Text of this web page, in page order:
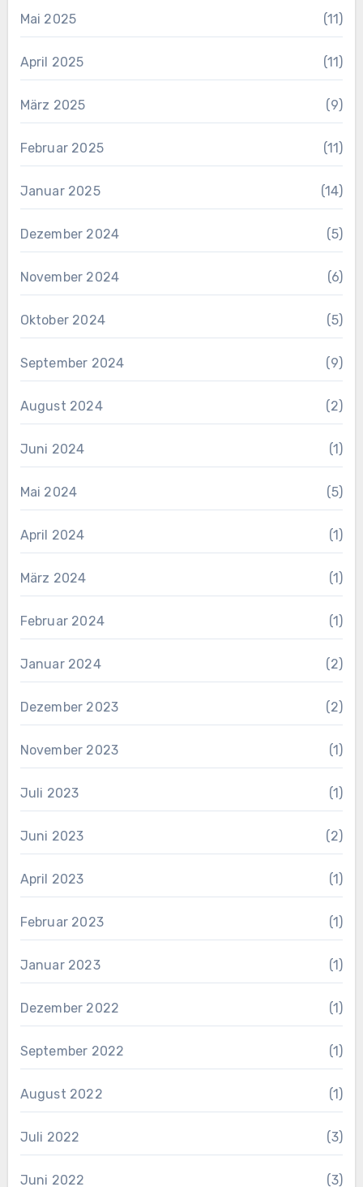
Mai 2025 (11)
April 2025 (11)
März 2025 (9)
Februar 2025 (11)
Januar 2025 (14)
Dezember 2024 (5)
November 2024 (6)
Oktober 2024 (5)
September 2024 (9)
August 2024 (2)
Juni 2024 (1)
Mai 2024 (5)
April 2024 (1)
März 2024 (1)
Februar 2024 (1)
Januar 2024 (2)
Dezember 2023 (2)
November 2023 (1)
Juli 2023 (1)
Juni 2023 (2)
April 2023 (1)
Februar 2023 (1)
Januar 2023 (1)
Dezember 2022 (1)
September 2022 (1)
August 2022 (1)
Juli 2022 (3)
Juni 2022 (3)